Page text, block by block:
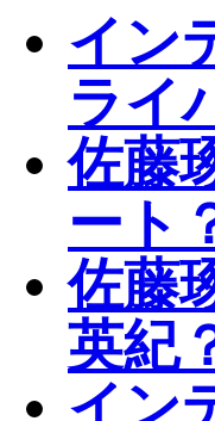
イン
ライ
佐藤
ート
佐藤
英紀
イン